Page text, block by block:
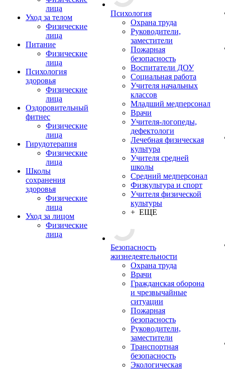
лица
Уход за телом
Физические
лица
Питание
Физические
лица
Психология
здоровья
Физические
лица
Оздоровительный
фитнес
Физические
лица
Гирудотерапия
Физические
лица
Школы
сохранения
здоровья
Физические
лица
Уход за лицом
Физические
лица
Психология
Охрана труда
Руководители,
заместители
Пожарная
безопасность
Воспитатели ДОУ
Социальная работа
Учителя начальных
классов
Младший медперсонал
Врачи
Учителя-логопеды,
дефектологи
Лечебная физическая
культура
Учителя средней
школы
Средний медперсонал
Физкультура и спорт
Учителя физической
культуры
+ ЕЩЕ
Безопасность
жизнедеятельности
Охрана труда
Врачи
Гражданская оборона
и чрезвычайные
ситуации
Пожарная
безопасность
Руководители,
заместители
Транспортная
безопасность
Экологическая